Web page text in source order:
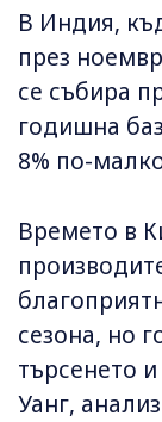
В Индия,
през
се събира
годишна
8% по-
Времето в
сезона, но
търсенето
Уанг,